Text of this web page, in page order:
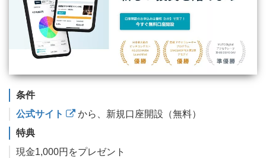
条件
公式サイト
から、新規口座開設（無料）
特典
現金1,000円をプレゼント